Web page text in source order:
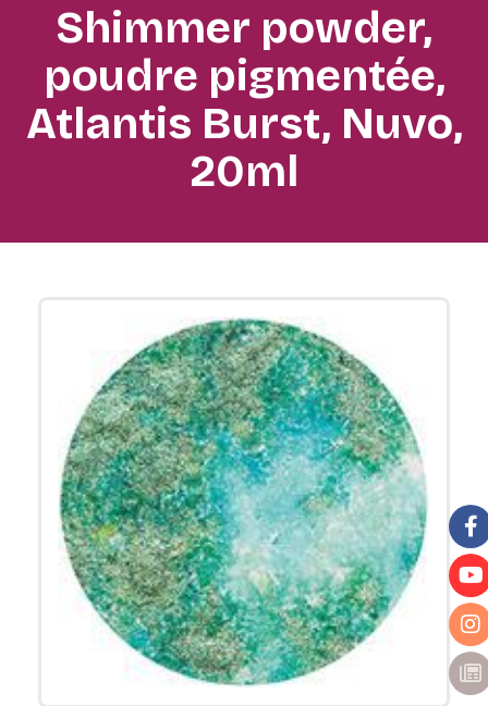
Shimmer powder,
poudre pigmentée,
Atlantis Burst, Nuvo,
20ml